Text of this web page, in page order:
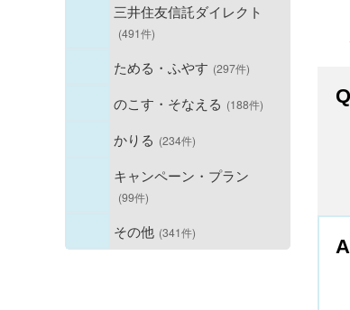
三井住友信託ダイレクト
(491件)
ためる・ふやす (297件)
のこす・そなえる (188件)
かりる (234件)
キャンペーン・プラン
(99件)
その他 (341件)